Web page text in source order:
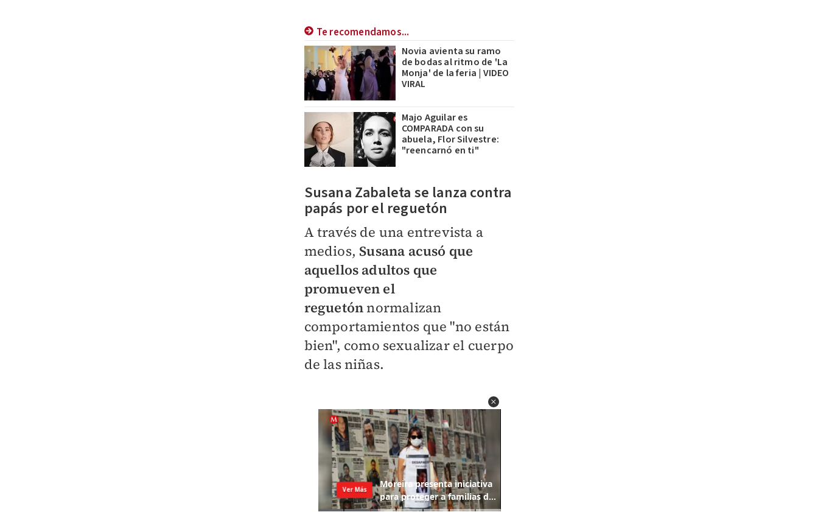
Te recomendamos...
Novia avienta su ramo
de bodas al ritmo de 'La
Monja' de la feria | VIDEO
VIRAL
Majo Aguilar es
COMPARADA con su
abuela, Flor Silvestre:
"reencarnó en ti"
Susana Zabaleta se lanza contra
papás por el reguetón
A través de una entrevista a
medios, Susana acusó que
aquellos adultos que
promueven el
reguetónnormalizan
comportamientos que "no están
bien", como sexualizar el cuerpo
de las niñas.